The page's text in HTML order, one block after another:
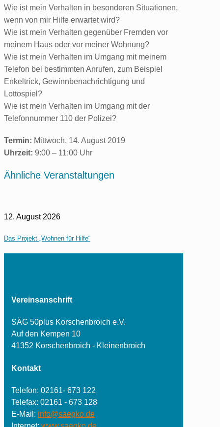
Wie ist mein Verhalten in besonderen Situationen,
wenn von mir Hilfe erwartet wird?
Wie ist mein Verhalten gegenüber Fremden vor
meinem Haus oder vor meiner Wohnung?
Wie ist mein Verhalten im Umgang mit meinem
Telefon bei bestimmten Anrufen, zum Beispiel
Enkeltrick, Gewinnbenachrichtigung und
Lottospiel?
Wie ist mein Verhalten im Umgang mit der
Telefonnummer 110 der Polizei?
Termin: Mittwoch, 14. August 2019
Uhrzeit: 9:00 – 11:00 Uhr
Ähnliche Veranstaltungen
12. August 2026
Das Projekt „Wohnen für Hilfe“
Vereinsanschrift
SÄG 50plus Korschenbroich e.V.
Auf den Kempen 10
41352 Korschenbroich - Kleinenbroich
Kontakt
Telefon: 02161- 673 122
Telefax: 02161 - 673 128
E-Mail: info@saegko.de